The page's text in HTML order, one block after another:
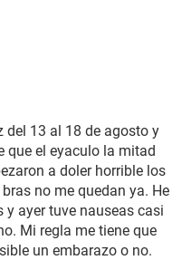
del 13 al 18 de agosto y
que el eyaculo la mitad
a doler horrible los
no me quedan ya. He
ayer tuve nauseas casi
Mi regla me tiene que
un embarazo o no.